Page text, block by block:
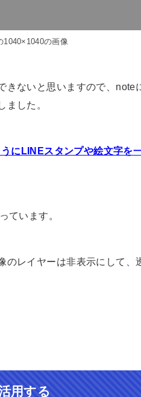
1040×1040の画像
きないと思いますので、note
ました。
にLINEスタンプや絵文字を
ています。
レイヤーは非表示にして、
用する